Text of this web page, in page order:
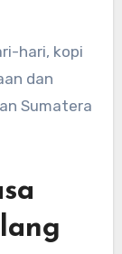
hari, kopi
dan
Sumatera